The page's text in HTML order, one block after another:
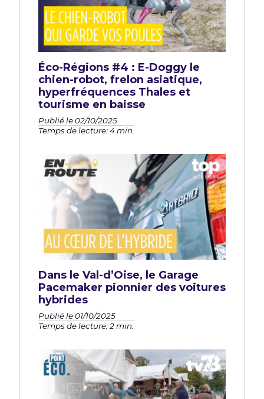
Éco-Régions #4 : E-Doggy le
chien-robot, frelon asiatique,
hyperfréquences Thales et
tourisme en baisse
Publié le 02/10/2025
Temps de lecture: 4 min.
Dans le Val-d’Oise, le Garage
Pacemaker pionnier des voitures
hybrides
Publié le 01/10/2025
Temps de lecture: 2 min.